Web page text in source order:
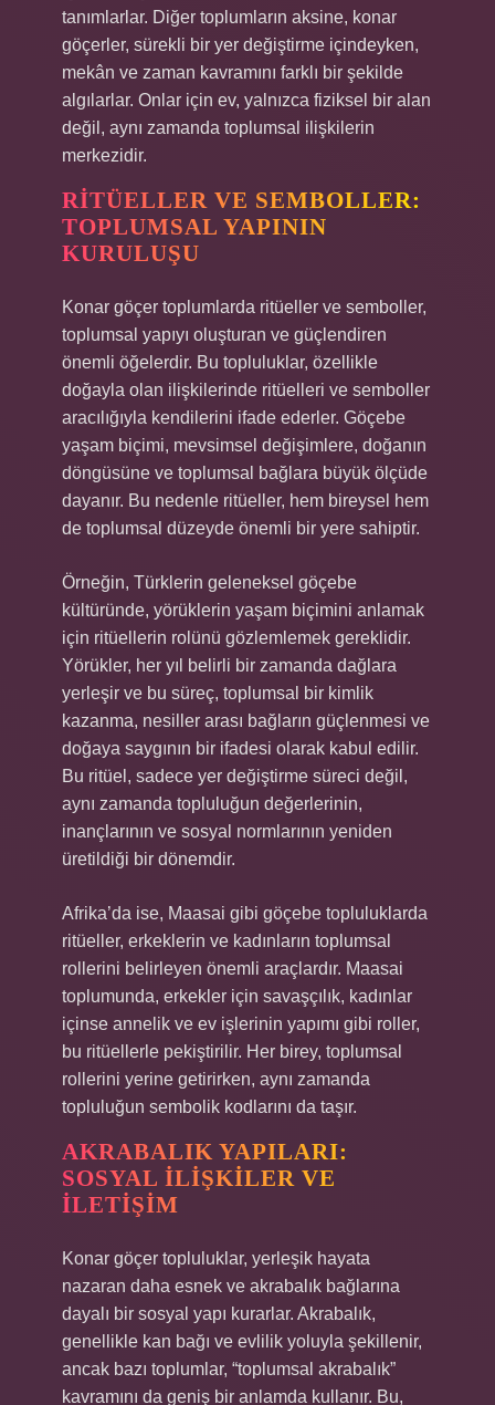
tanımlarlar. Diğer toplumların aksine, konar
göçerler, sürekli bir yer değiştirme içindeyken,
mekân ve zaman kavramını farklı bir şekilde
algılarlar. Onlar için ev, yalnızca fiziksel bir alan
değil, aynı zamanda toplumsal ilişkilerin
merkezidir.
RITÜELLER VE SEMBOLLER:
TOPLUMSAL YAPININ
KURULUŞU
Konar göçer toplumlarda ritüeller ve semboller,
toplumsal yapıyı oluşturan ve güçlendiren
önemli öğelerdir. Bu topluluklar, özellikle
doğayla olan ilişkilerinde ritüelleri ve semboller
aracılığıyla kendilerini ifade ederler. Göçebe
yaşam biçimi, mevsimsel değişimlere, doğanın
döngüsüne ve toplumsal bağlara büyük ölçüde
dayanır. Bu nedenle ritüeller, hem bireysel hem
de toplumsal düzeyde önemli bir yere sahiptir.
Örneğin, Türklerin geleneksel göçebe
kültüründe, yörüklerin yaşam biçimini anlamak
için ritüellerin rolünü gözlemlemek gereklidir.
Yörükler, her yıl belirli bir zamanda dağlara
yerleşir ve bu süreç, toplumsal bir kimlik
kazanma, nesiller arası bağların güçlenmesi ve
doğaya saygının bir ifadesi olarak kabul edilir.
Bu ritüel, sadece yer değiştirme süreci değil,
aynı zamanda topluluğun değerlerinin,
inançlarının ve sosyal normlarının yeniden
üretildiği bir dönemdir.
Afrika’da ise, Maasai gibi göçebe topluluklarda
ritüeller, erkeklerin ve kadınların toplumsal
rollerini belirleyen önemli araçlardır. Maasai
toplumunda, erkekler için savaşçılık, kadınlar
içinse annelik ve ev işlerinin yapımı gibi roller,
bu ritüellerle pekiştirilir. Her birey, toplumsal
rollerini yerine getirirken, aynı zamanda
topluluğun sembolik kodlarını da taşır.
AKRABALIK YAPILARI:
SOSYAL İLIŞKILER VE
İLETIŞIM
Konar göçer topluluklar, yerleşik hayata
nazaran daha esnek ve akrabalık bağlarına
dayalı bir sosyal yapı kurarlar. Akrabalık,
genellikle kan bağı ve evlilik yoluyla şekillenir,
ancak bazı toplumlar, “toplumsal akrabalık”
kavramını da geniş bir anlamda kullanır. Bu,